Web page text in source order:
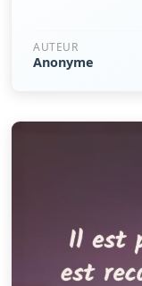
AUTEUR
Anonyme